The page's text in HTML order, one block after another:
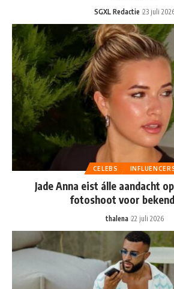
SGXL Redactie 23 juli
CELEBS
Jade Anna eist álle aandacht
fotoshoot voor
thalena 22 juli 2026